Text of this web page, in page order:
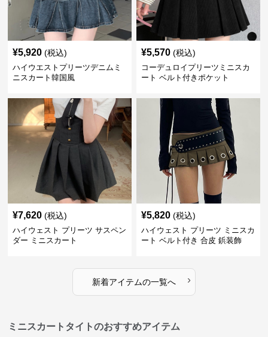
¥5,920 (税込)
ハイウエストプリーツデニムミ
ニスカート韓国風
¥5,570 (税込)
コーデュロイプリーツミニスカ
ート ベルト付きポケット
¥7,620 (税込)
ハイウェスト プリーツ サスペン
ダー ミニスカート
¥5,820 (税込)
ハイウェスト プリーツ ミニスカ
ート ベルト付き 合皮 鋲装飾
新着アイテムの一覧へ ›
ミニスカートタイトのおすすめアイテム